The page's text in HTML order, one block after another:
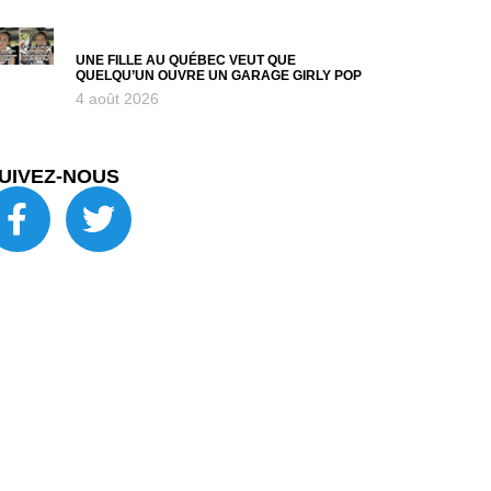
UNE FILLE AU QUÉBEC VEUT QUE
QUELQU’UN OUVRE UN GARAGE GIRLY POP
4 août 2026
NOUS